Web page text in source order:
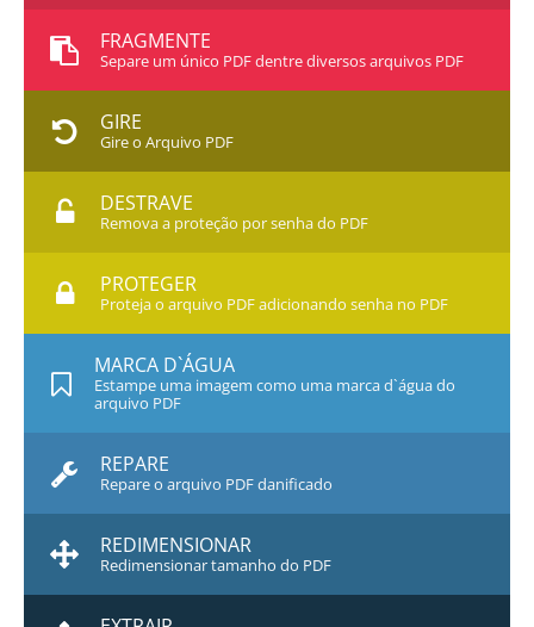
FRAGMENTE
Separe um único PDF dentre diversos arquivos PDF
GIRE
Gire o Arquivo PDF
DESTRAVE
Remova a proteção por senha do PDF
PROTEGER
Proteja o arquivo PDF adicionando senha no PDF
MARCA D`ÁGUA
Estampe uma imagem como uma marca d`água do
arquivo PDF
REPARE
Repare o arquivo PDF danificado
REDIMENSIONAR
Redimensionar tamanho do PDF